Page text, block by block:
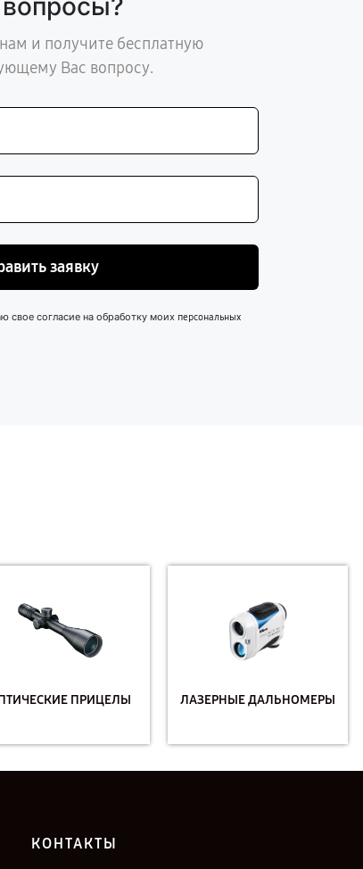
и получите бесплатную
Вас вопросу.
заявку
свое согласие на обработку моих персональных
ПРИЦЕЛЫ ЛАЗЕРНЫЕ ДАЛЬНОМЕРЫ
КОНТАКТЫ